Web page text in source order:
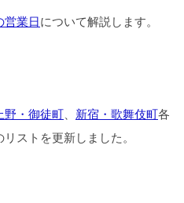
営業日について解説します。
野・御徒町、 新宿・歌舞伎町各
ストを更新しました。